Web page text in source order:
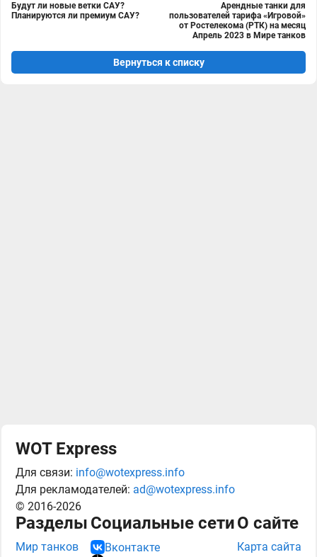
Будут ли новые ветки САУ?
Планируются ли премиум САУ?
Арендные танки для
пользователей тарифа «Игровой»
от Ростелекома (РТК) на месяц
Апрель 2023 в Мире танков
Вернуться к списку
WOT Express
Для связи: info@wotexpress.info
Для рекламодателей: ad@wotexpress.info
© 2016-2026
Разделы
Мир танков
Социальные сети
Вконтакте
О сайте
Карта сайта